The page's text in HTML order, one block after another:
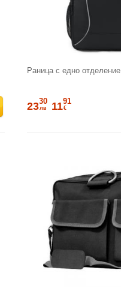
Раница с едно отделение
2330
лв 1191
€